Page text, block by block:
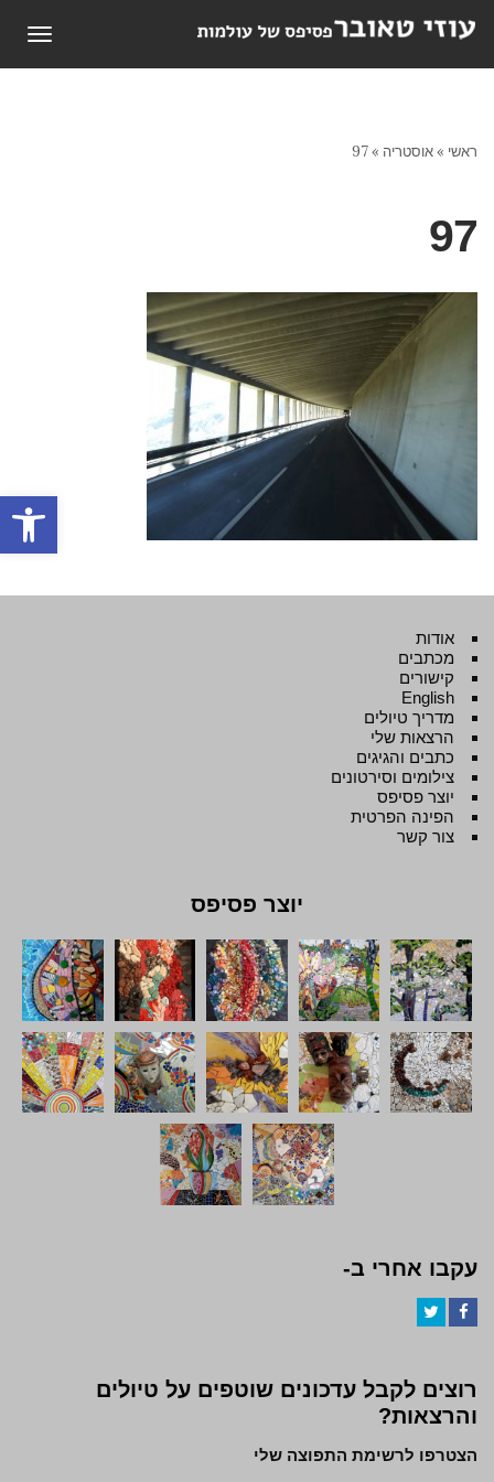
פתח
ראשי »אוסטריה »
97
97
אודות
מכתבים
קישורים
English
מדריך טיולים
הרצאות שלי
כתבים והגיגים
צילומים וסירטונים
יוצר פסיפס
הפינה הפרטית
צור קשר
יוצר פסיפס
עקבו אחרי ב-
רוצים לקבל עדכונים שוטפים על טיולים
והרצאות?
הצטרפו לרשימת התפוצה שלי